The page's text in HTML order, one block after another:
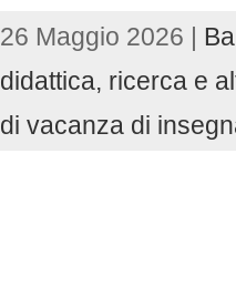
26 Maggio 2026 |
didattica, ricerca e
di vacanza di